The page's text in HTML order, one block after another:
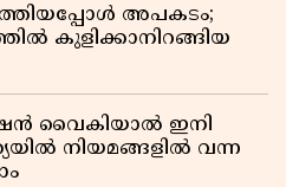
അപകടം;
കുളിക്കാനിറങ്ങിയ
വൈകിയാൽ ഇനി
നിയമങ്ങളിൽ വന്ന